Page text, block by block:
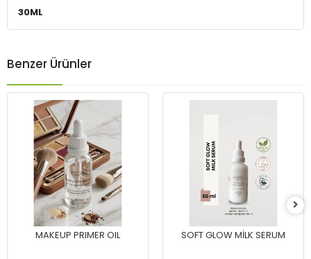
30ML
Benzer Ürünler
MAKEUP PRIMER OIL SOFT GLOW MİLK SERUM